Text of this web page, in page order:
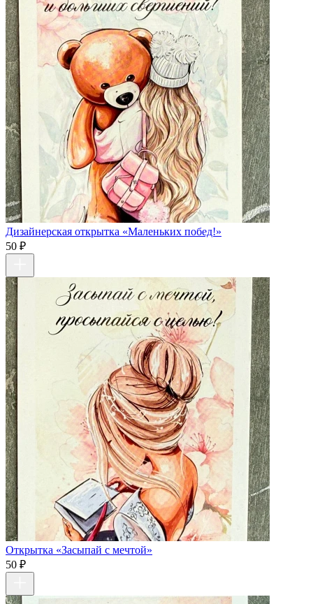
Дизайнерская открытка «Маленьких побед!»
50 ₽
Открытка «Засыпай с мечтой»
50 ₽